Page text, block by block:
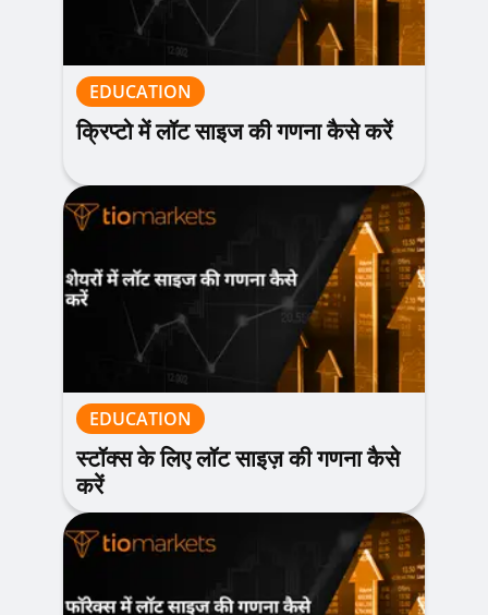
EDUCATION
क्रिप्टो में लॉट साइज की गणना कैसे करें
EDUCATION
स्टॉक्स के लिए लॉट साइज़ की गणना कैसे
करें